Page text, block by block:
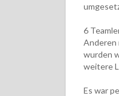
6
Anderen
wurden
weitere
Es war